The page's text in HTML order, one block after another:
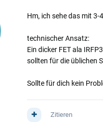
Hm, ich sehe das mit 3-
technischer Ansatz:
Ein dicker FET ala
sollten für die üblichen
Sollte für dich kein
Zitieren